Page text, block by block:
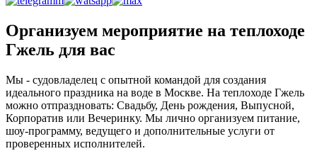
Организуем мероприятие на теплоходе
Гжель для вас
Мы - судовладелец с опытной командой для создания
идеального праздника на воде в Москве. На теплоходе Гжель
можно отпраздновать: Свадьбу, День рождения, Выпусной,
Корпоратив или Вечеринку. Мы лично организуем питание,
шоу-программу, ведущего и дополнительные услуги от
проверенных исполнителей.